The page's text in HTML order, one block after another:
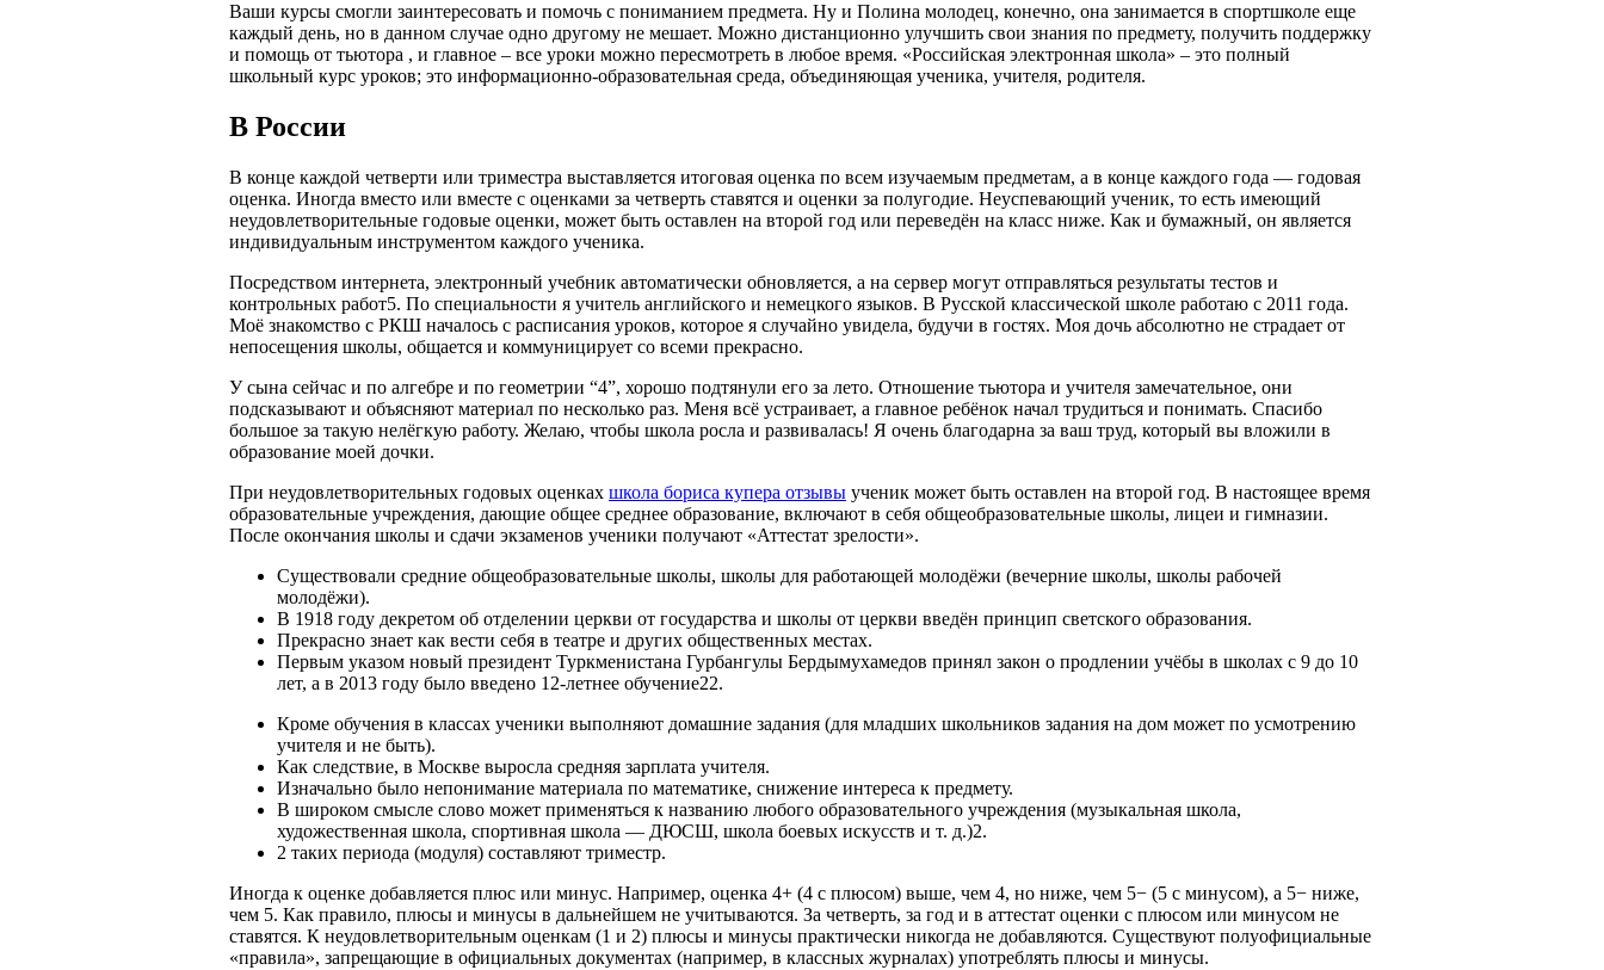
Ваши курсы смогли заинтересовать и помочь с пониманием предмета. Ну и Полина молодец, конечно, она занимается в спортшколе еще
каждый день, но в данном случае одно другому не мешает. Можно дистанционно улучшить свои знания по предмету, получить поддержку
и помощь от тьютора , и главное – все уроки можно пересмотреть в любое время. «Российская электронная школа» – это полный
школьный курс уроков; это информационно-образовательная среда, объединяющая ученика, учителя, родителя.
В России
В конце каждой четверти или триместра выставляется итоговая оценка по всем изучаемым предметам, а в конце каждого года — годовая
оценка. Иногда вместо или вместе с оценками за четверть ставятся и оценки за полугодие. Неуспевающий ученик, то есть имеющий
неудовлетворительные годовые оценки, может быть оставлен на второй год или переведён на класс ниже. Как и бумажный, он является
индивидуальным инструментом каждого ученика.
Посредством интернета, электронный учебник автоматически обновляется, а на сервер могут отправляться результаты тестов и
контрольных работ5. По специальности я учитель английского и немецкого языков. В Русской классической школе работаю с 2011 года.
Моё знакомство с РКШ началось с расписания уроков, которое я случайно увидела, будучи в гостях. Моя дочь абсолютно не страдает от
непосещения школы, общается и коммуницирует со всеми прекрасно.
У сына сейчас и по алгебре и по геометрии “4”, хорошо подтянули его за лето. Отношение тьютора и учителя замечательное, они
подсказывают и объясняют материал по несколько раз. Меня всё устраивает, а главное ребёнок начал трудиться и понимать. Спасибо
большое за такую нелёгкую работу. Желаю, чтобы школа росла и развивалась! Я очень благодарна за ваш труд, который вы вложили в
образование моей дочки.
При неудовлетворительных годовых оценках школа бориса купера отзывы ученик может быть оставлен на второй год. В настоящее время
образовательные учреждения, дающие общее среднее образование, включают в себя общеобразовательные школы, лицеи и гимназии.
После окончания школы и сдачи экзаменов ученики получают «Аттестат зрелости».
Существовали средние общеобразовательные школы, школы для работающей молодёжи (вечерние школы, школы рабочей
молодёжи).
В 1918 году декретом об отделении церкви от государства и школы от церкви введён принцип светского образования.
Прекрасно знает как вести себя в театре и других общественных местах.
Первым указом новый президент Туркменистана Гурбангулы Бердымухамедов принял закон о продлении учёбы в школах с 9 до 10
лет, а в 2013 году было введено 12-летнее обучение22.
Кроме обучения в классах ученики выполняют домашние задания (для младших школьников задания на дом может по усмотрению
учителя и не быть).
Как следствие, в Москве выросла средняя зарплата учителя.
Изначально было непонимание материала по математике, снижение интереса к предмету.
В широком смысле слово может применяться к названию любого образовательного учреждения (музыкальная школа,
художественная школа, спортивная школа — ДЮСШ, школа боевых искусств и т. д.)2.
2 таких периода (модуля) составляют триместр.
Иногда к оценке добавляется плюс или минус. Например, оценка 4+ (4 с плюсом) выше, чем 4, но ниже, чем 5− (5 с минусом), а 5− ниже,
чем 5. Как правило, плюсы и минусы в дальнейшем не учитываются. За четверть, за год и в аттестат оценки с плюсом или минусом не
ставятся. К неудовлетворительным оценкам (1 и 2) плюсы и минусы практически никогда не добавляются. Существуют полуофициальные
«правила», запрещающие в официальных документах (например, в классных журналах) употреблять плюсы и минусы.